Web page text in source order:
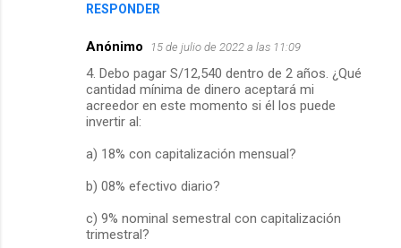
RESPONDER
Anónimo 15 de julio de 2022 a las 11:09
4. Debo pagar S/12,540 dentro de 2 años. ¿Qué
cantidad mínima de dinero aceptará mi
acreedor en este momento si él los puede
invertir al:
a) 18% con capitalización mensual?
b) 08% efectivo diario?
c) 9% nominal semestral con capitalización
trimestral?